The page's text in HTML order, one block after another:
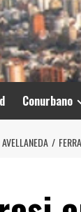
Conurbano
AVELLANEDA